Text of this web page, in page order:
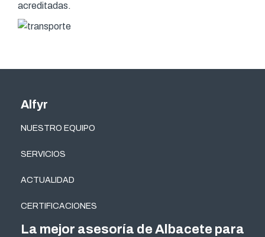
acreditadas.
Alfyr
NUESTRO EQUIPO
SERVICIOS
ACTUALIDAD
CERTIFICACIONES
La mejor asesoría de Albacete para